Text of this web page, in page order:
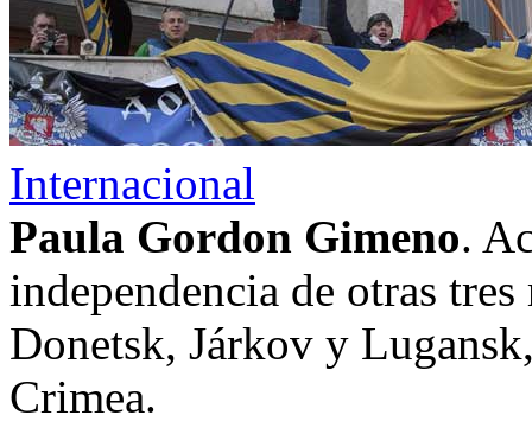
Internacional
Paula Gordon Gimeno.
independencia de otras
Donetsk, Járkov y
Crimea.